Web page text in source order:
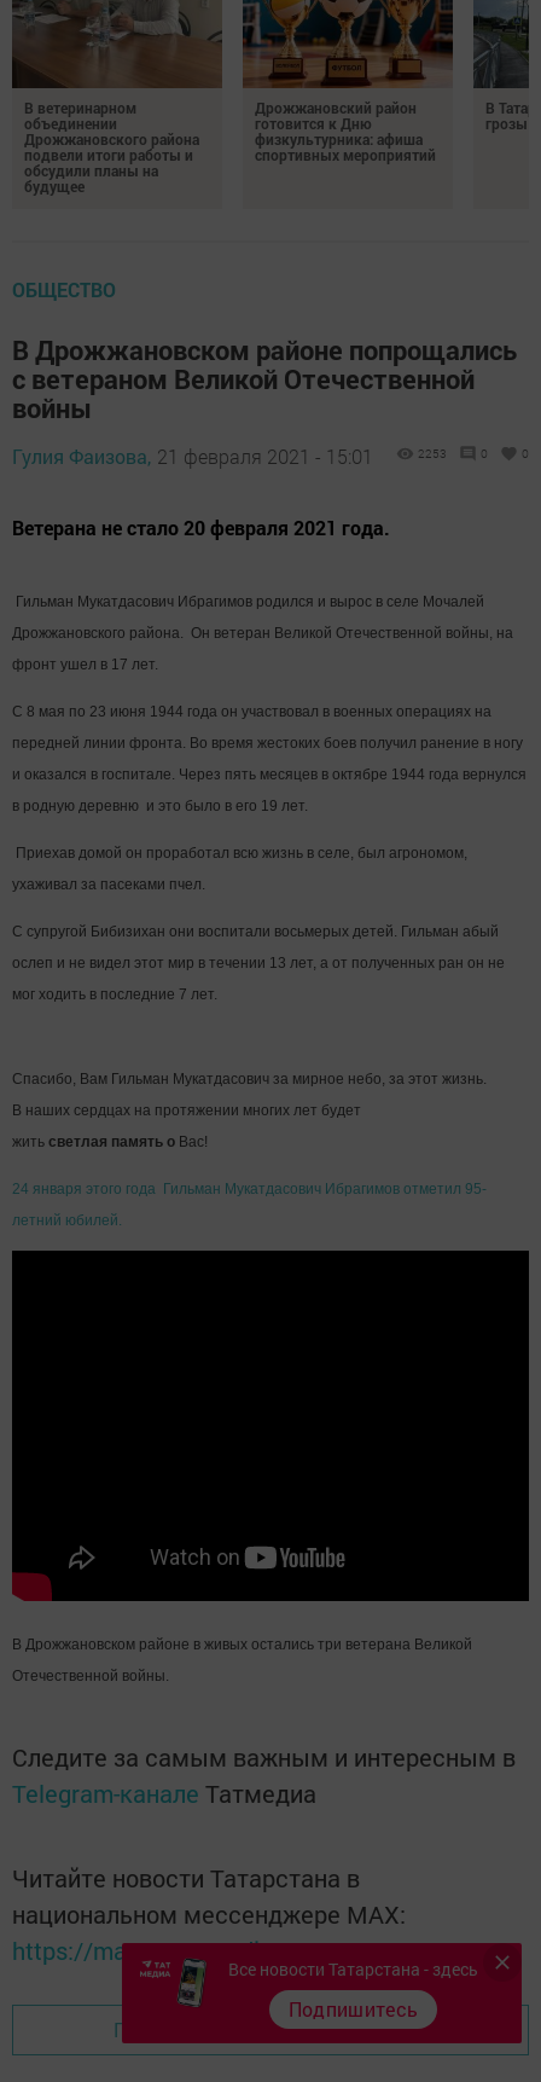
В ветеринарном
объединении
Дрожжановского района
подвели итоги работы и
обсудили планы на
будущее
Дрожжановский район
готовится к Дню
физкультурника: афиша
спортивных мероприятий
В
грозы
ОБЩЕСТВО
В Дрожжановском районе попрощались
с ветераном Великой Отечественной
войны
Гулия Фаизова, 21 февраля 2021 - 15:01 2253 0 0
Ветерана не стало 20 февраля 2021 года.
Гильман Мукатдасович Ибрагимов родился и вырос в селе Мочалей
Дрожжановского района. Он ветеран Великой Отечественной войны, на
фронт ушел в 17 лет.
С 8 мая по 23 июня 1944 года он участвовал в военных операциях на
передней линии фронта. Во время жестоких боев получил ранение в ногу
и оказался в госпитале. Через пять месяцев в октябре 1944 года вернулся
в родную деревню и это было в его 19 лет.
Приехав домой он проработал всю жизнь в селе, был агрономом,
ухаживал за пасеками пчел.
С супругой Бибизихан они воспитали восьмерых детей. Гильман абый
ослеп и не видел этот мир в течении 13 лет, а от полученных ран он не
мог ходить в последние 7 лет.
Спасибо, Вам Гильман Мукатдасович за мирное небо, за этот жизнь.
В наших сердцах на протяжении многих лет будет
жить светлая память о Вас!
24 января этого года Гильман Мукатдасович Ибрагимов отметил 95-
летний юбилей.
В Дрожжановском районе в живых остались три ветерана Великой
Отечественной войны.
Следите за самым важным и интересным в
Telegram-канале Татмедиа
Читайте новости Татарстана в
национальном мессенджере MАХ:
https://max.ru/tatmedia
Перейти на страницу новости
Все новости Татарстана - здесь
Подпишитесь